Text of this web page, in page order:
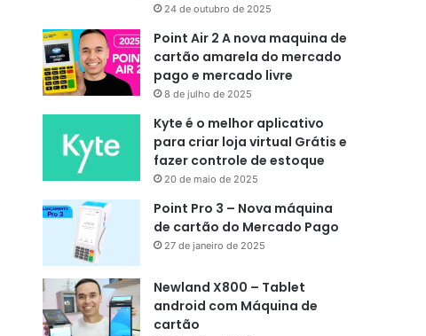
24 de outubro de 2025
Point Air 2 A nova maquina de
cartão amarela do mercado
pago e mercado livre
8 de julho de 2025
Kyte é o melhor aplicativo
para criar loja virtual Grátis e
fazer controle de estoque
20 de maio de 2025
Point Pro 3 – Nova máquina
de cartão do Mercado Pago
27 de janeiro de 2025
Newland X800 – Tablet
android com Máquina de
cartão